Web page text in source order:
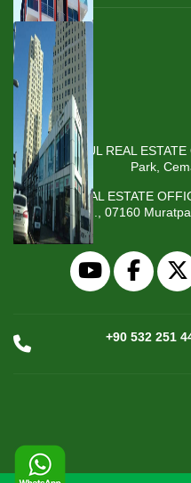
ISTANBUL REAL
Park,
ANTALYA REAL ESTATE
Fener Mah., 07160